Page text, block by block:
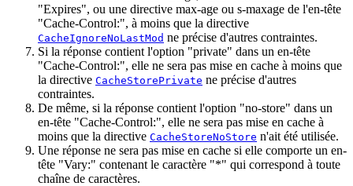
"Expires", ou une directive max-age ou s-maxage de l'en-tête
"Cache-Control:", à moins que la directive
CacheIgnoreNoLastMod ne précise d'autres contraintes.
Si la réponse contient l'option "private" dans un en-tête
"Cache-Control:", elle ne sera pas mise en cache à moins que
la directive CacheStorePrivate ne précise d'autres
contraintes.
De même, si la réponse contient l'option "no-store" dans un
en-tête "Cache-Control:", elle ne sera pas mise en cache à
moins que la directive CacheStoreNoStore n'ait été utilisée.
Une réponse ne sera pas mise en cache si elle comporte un en-
tête "Vary:" contenant le caractère "*" qui correspond à toute
chaîne de caractères.